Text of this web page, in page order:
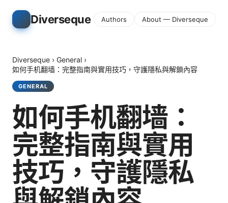
Diverseque Authors About — Diverseque
Diverseque › General ›
如何手机翻墙：完整指南與實用技巧，守護隱私與解鎖內容
GENERAL
如何手机翻墙：
完整指南與實用
技巧，守護隱私